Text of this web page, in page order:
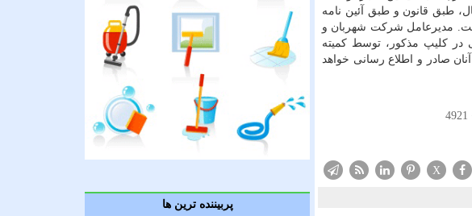
طبق قانون و طبق آئین نامه
است. مدیرعامل شركت شهربان و
در كلیپ مذكور، توسط كمیته
صادر و اطلاع رسانی خواهد
4921
X
پربیننده ترین ها